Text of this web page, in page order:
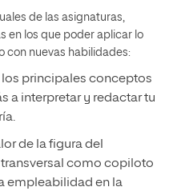
de las asignaturas,
en los que poder aplicar lo
con nuevas habilidades:
principales conceptos
a interpretar y redactar tu
de la figura del
como copiloto
empleabilidad en la